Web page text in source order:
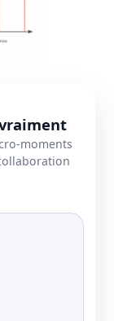
moments